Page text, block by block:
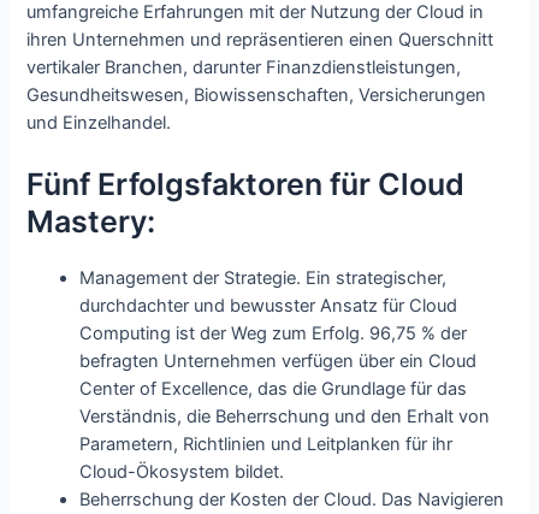
umfangreiche Erfahrungen mit der Nutzung der Cloud in
ihren Unternehmen und repräsentieren einen Querschnitt
vertikaler Branchen, darunter Finanzdienstleistungen,
Gesundheitswesen, Biowissenschaften, Versicherungen
und Einzelhandel.
Fünf Erfolgsfaktoren für Cloud
Mastery:
Management der Strategie. Ein strategischer,
durchdachter und bewusster Ansatz für Cloud
Computing ist der Weg zum Erfolg. 96,75 % der
befragten Unternehmen verfügen über ein Cloud
Center of Excellence, das die Grundlage für das
Verständnis, die Beherrschung und den Erhalt von
Parametern, Richtlinien und Leitplanken für ihr
Cloud-Ökosystem bildet.
Beherrschung der Kosten der Cloud. Das Navigieren